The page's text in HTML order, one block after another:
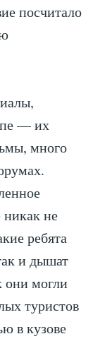
посчитало
— их
много
никак не
ребята
и дышат
они могли
туристов
в кузове